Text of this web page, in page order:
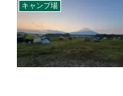
キャンプ場